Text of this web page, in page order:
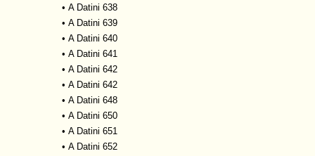
• A Datini 638
• A Datini 639
• A Datini 640
• A Datini 641
• A Datini 642
• A Datini 642
• A Datini 648
• A Datini 650
• A Datini 651
• A Datini 652